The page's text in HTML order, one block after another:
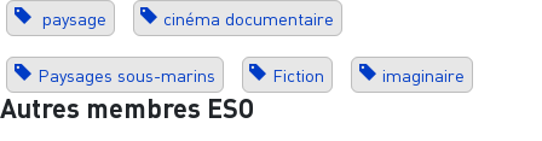
paysage cinéma documentaire
Paysages sous-marins Fiction imaginaire
Autres membres ESO